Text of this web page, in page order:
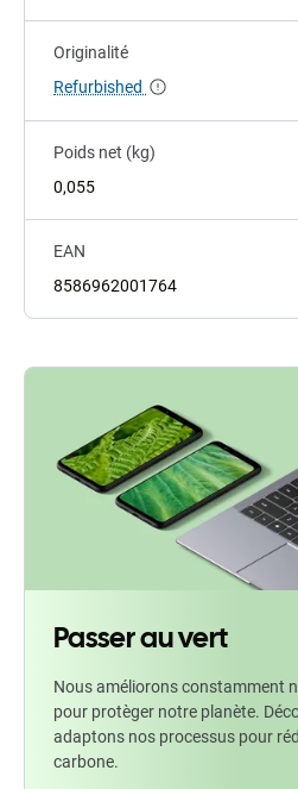
Originalité
Refurbished
Poids net (kg)
0,055
EAN
8586962001764
Passer au vert
Nous améliorons constamment
pour protèger notre planète.
adaptons nos processus pour
carbone.